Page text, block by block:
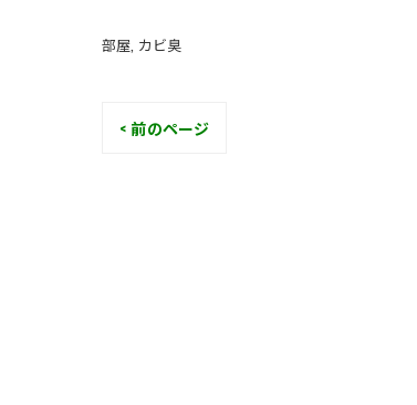
部屋 カビ臭
< 前のページ